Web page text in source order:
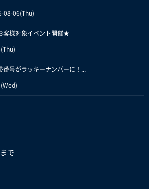
08-06(Thu)
客様対象イベント開催★
号がラッキーナンバーに！...
で